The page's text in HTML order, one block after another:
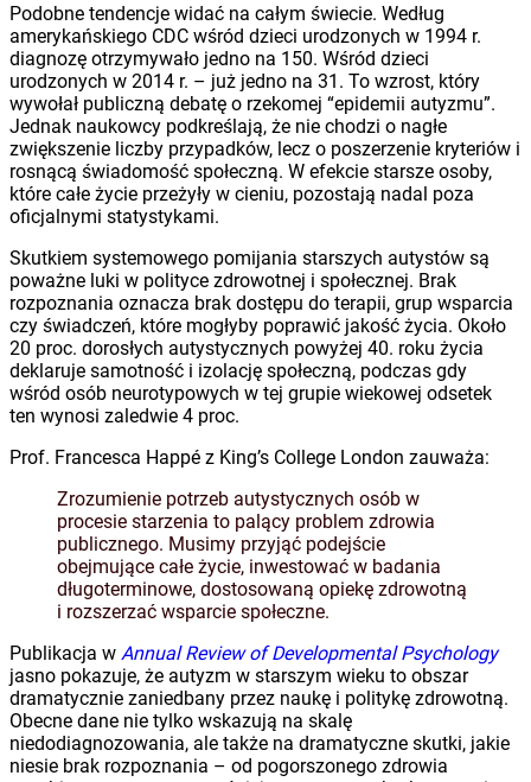
Podobne tendencje widać na całym świecie. Według
amerykańskiego CDC wśród dzieci urodzonych w 1994 r.
diagnozę otrzymywało jedno na 150. Wśród dzieci
urodzonych w 2014 r. – już jedno na 31. To wzrost, który
wywołał publiczną debatę o rzekomej “epidemii autyzmu”.
Jednak naukowcy podkreślają, że nie chodzi o nagłe
zwiększenie liczby przypadków, lecz o poszerzenie kryteriów i
rosnącą świadomość społeczną. W efekcie starsze osoby,
które całe życie przeżyły w cieniu, pozostają nadal poza
oficjalnymi statystykami.
Skutkiem systemowego pomijania starszych autystów są
poważne luki w polityce zdrowotnej i społecznej. Brak
rozpoznania oznacza brak dostępu do terapii, grup wsparcia
czy świadczeń, które mogłyby poprawić jakość życia. Około
20 proc. dorosłych autystycznych powyżej 40. roku życia
deklaruje samotność i izolację społeczną, podczas gdy
wśród osób neurotypowych w tej grupie wiekowej odsetek
ten wynosi zaledwie 4 proc.
Prof. Francesca Happé z King’s College London zauważa:
Zrozumienie potrzeb autystycznych osób w
procesie starzenia to palący problem zdrowia
publicznego. Musimy przyjąć podejście
obejmujące całe życie, inwestować w badania
długoterminowe, dostosowaną opiekę zdrowotną
i rozszerzać wsparcie społeczne.
Publikacja w Annual Review of Developmental Psychology
jasno pokazuje, że autyzm w starszym wieku to obszar
dramatycznie zaniedbany przez naukę i politykę zdrowotną.
Obecne dane nie tylko wskazują na skalę
niedodiagnozowania, ale także na dramatyczne skutki, jakie
niesie brak rozpoznania – od pogorszonego zdrowia